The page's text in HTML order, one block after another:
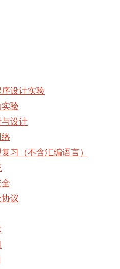
设计实验
验
设计
习（不含汇编语言）
议
管齐下优